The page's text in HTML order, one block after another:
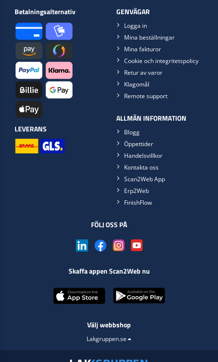
Betalningsalternativ
LEVERANS
GENVÄGAR
Logga in
Mina beställningar
Mina fakturor
Cookie och integritetspolicy
Retur av varor
Klagomål
Remote support
ALLMÄN INFORMATION
Blogg
Öppettider
Handelsvillkor
Kontakta oss
Scan2Web App
Erp2Web
FinishFlow
FÖLJ OSS PÅ
Skaffa appen Scan2Web nu
Välj webbshop
Lakgruppen.se